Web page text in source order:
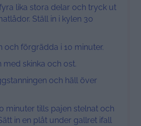
lika stora delar och tryck ut
Ställ in i kylen 30
och förgrädda i 10 minuter.
med skinka och ost.
och häll över
minuter tills pajen stelnat och
in en plåt under gallret ifall